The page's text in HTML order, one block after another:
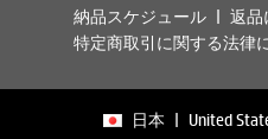
納品スケジュール 返品
特定商取引に関する法律
日本 | United